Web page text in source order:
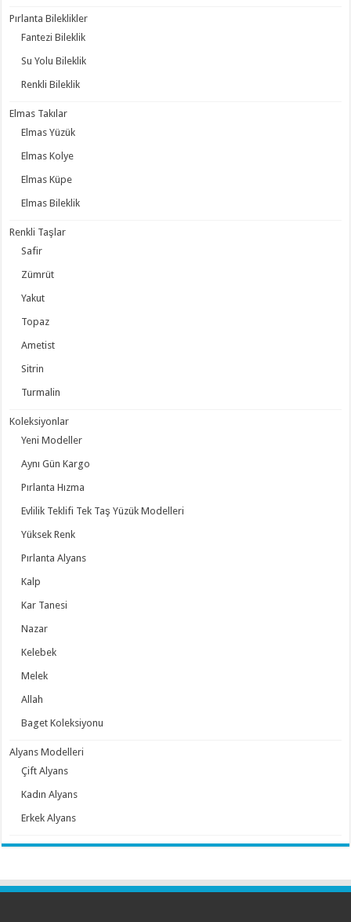
Pırlanta Bileklikler
Fantezi Bileklik
Su Yolu Bileklik
Renkli Bileklik
Elmas Takılar
Elmas Yüzük
Elmas Kolye
Elmas Küpe
Elmas Bileklik
Renkli Taşlar
Safir
Zümrüt
Yakut
Topaz
Ametist
Sitrin
Turmalin
Koleksiyonlar
Yeni Modeller
Aynı Gün Kargo
Pırlanta Hızma
Evlilik Teklifi Tek Taş Yüzük Modelleri
Yüksek Renk
Pırlanta Alyans
Kalp
Kar Tanesi
Nazar
Kelebek
Melek
Allah
Baget Koleksiyonu
Alyans Modelleri
Çift Alyans
Kadın Alyans
Erkek Alyans